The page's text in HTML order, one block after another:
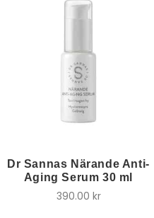
Dr Sannas Närande Anti-
Aging Serum 30 ml
390.00 kr